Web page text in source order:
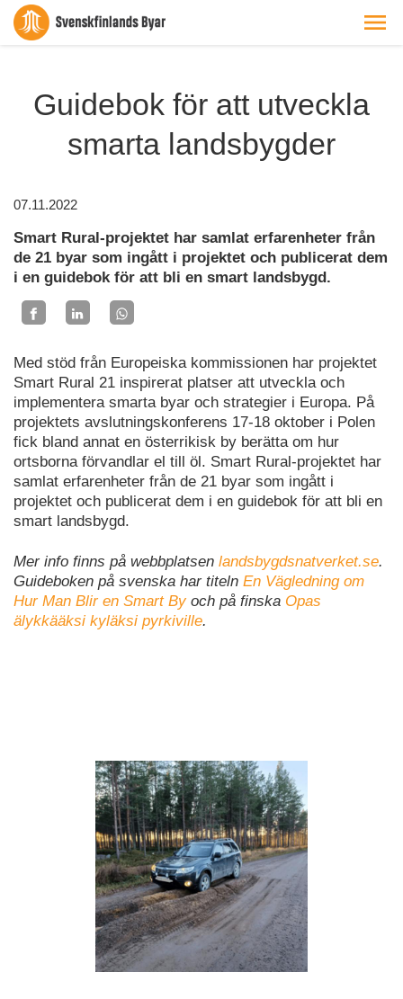
Guidebok för att utveckla
smarta landsbygder
07.11.2022
Smart Rural-projektet har samlat erfarenheter från
de 21 byar som ingått i projektet och publicerat dem
i en guidebok för att bli en smart landsbygd.
Med stöd från Europeiska kommissionen har projektet
Smart Rural 21 inspirerat platser att utveckla och
implementera smarta byar och strategier i Europa. På
projektets avslutningskonferens 17-18 oktober i Polen
fick bland annat en österrikisk by berätta om hur
ortsborna förvandlar el till öl. Smart Rural-projektet har
samlat erfarenheter från de 21 byar som ingått i
projektet och publicerat dem i en guidebok för att bli en
smart landsbygd.
Mer info finns på webbplatsen landsbygdsnatverket.se.
Guideboken på svenska har titeln En Vägledning om
Hur Man Blir en Smart Byoch på finska Opas
älykkääksi kyläksi pyrkiville.